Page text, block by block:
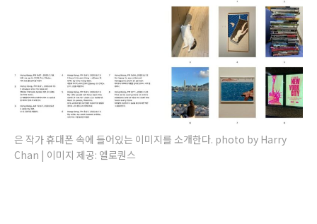
은 작가 휴대폰 속에 들어있는 이미지를 소개한다. photo by Harry
Chan | 이미지 제공: 엘로퀀스